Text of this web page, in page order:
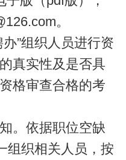
。
”组织人员进行资
真实性及是否具
格审查合格的考
。依据职位空缺
组织相关人员，按